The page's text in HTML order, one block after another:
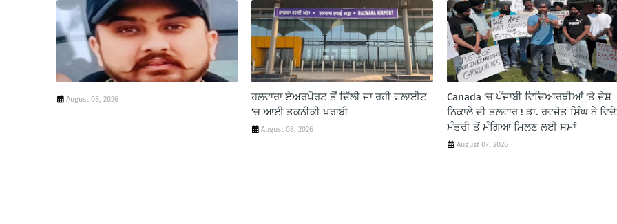
August 08, 2026
ਹਲਵਾਰਾ ਏਅਰਪੋਰਟ ਤੋਂ ਦਿੱਲੀ ਜਾ ਰਹੀ ਫਲਾਈਟ
‘ਚ ਆਈ ਤਕਨੀਕੀ ਖਰਾਬੀ
August 08, 2026
Canada ‘ਚ ਪੰਜਾਬੀ ਵਿਦਿਆਰਥੀਆਂ ‘ਤੇ ਦੇਸ਼
ਨਿਕਾਲੇ ਦੀ ਤਲਵਾਰ ! ਡਾ. ਰਵਜੋਤ ਸਿੰਘ ਨੇ
ਮੰਤਰੀ ਤੋਂ ਮੰਗਿਆ ਮਿਲਣ ਲਈ ਸਮਾਂ
August 07, 2026